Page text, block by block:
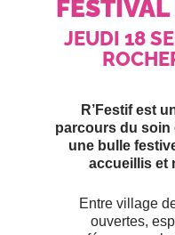
JEUDI 18
R’Festif est
parcours du soin
une bulle
accueillis et
Entre village
ouvertes,